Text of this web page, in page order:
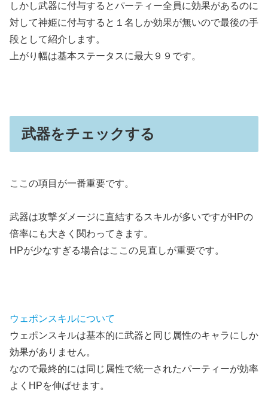
しかし武器に付与するとパーティー全員に効果があるのに
対して神姫に付与すると１名しか効果が無いので最後の手
段として紹介します。
上がり幅は基本ステータスに最大９９です。
武器をチェックする
ここの項目が一番重要です。
武器は攻撃ダメージに直結するスキルが多いですがHPの
倍率にも大きく関わってきます。
HPが少なすぎる場合はここの見直しが重要です。
ウェポンスキルについて
ウェポンスキルは基本的に武器と同じ属性のキャラにしか
効果がありません。
なので最終的には同じ属性で統一されたパーティーが効率
よくHPを伸ばせます。